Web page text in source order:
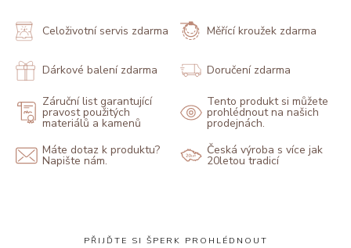
Celoživotní servis zdarma Měřící kroužek zdarma
Dárkové balení zdarma Doručení zdarma
Záruční list garantující
pravost použitých
materiálů a kamenů
Tento produkt si můžete
prohlédnout na našich
prodejnách.
Máte dotaz k produktu?
Napište nám.
Česká výroba s více jak
20letou tradicí
PŘIJĎTE SI ŠPERK PROHLÉDNOUT